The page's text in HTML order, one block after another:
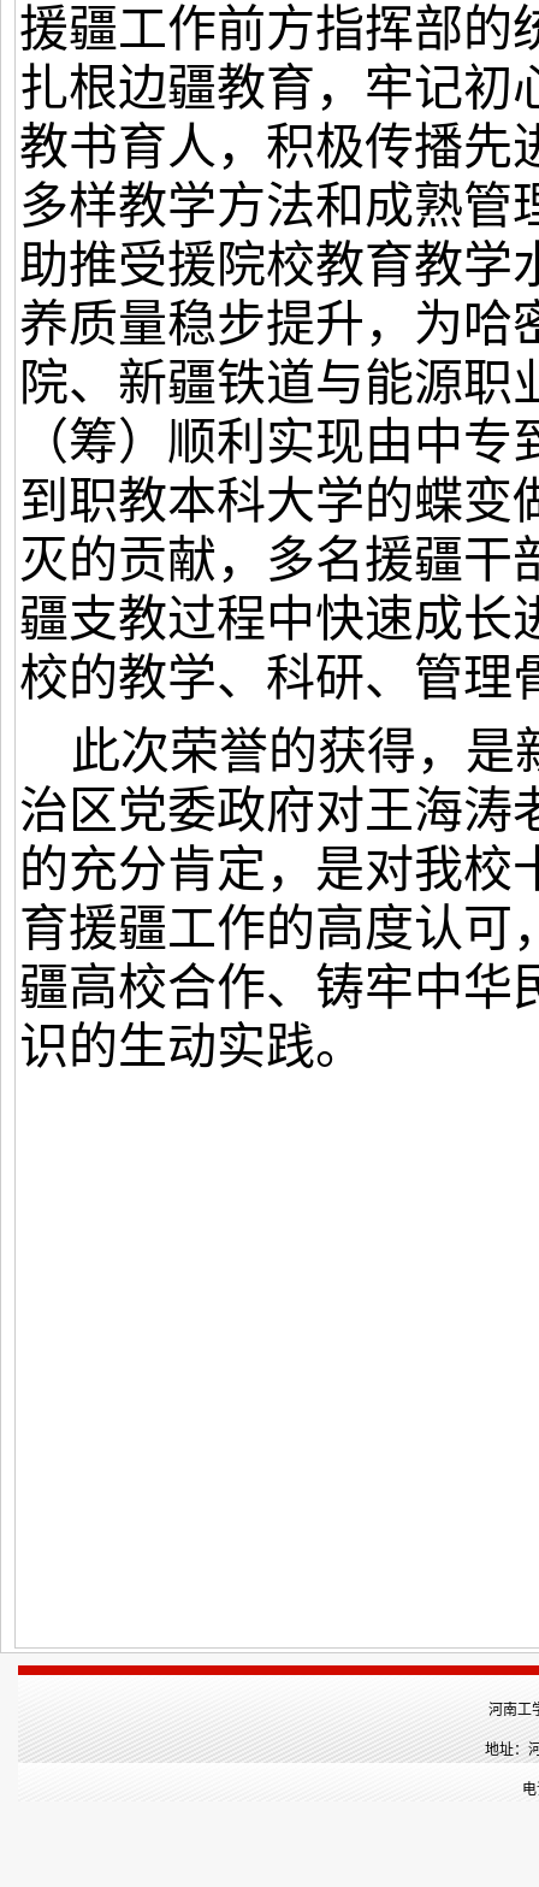
援疆工作前方指挥部的
扎根边疆教育，牢记初
教书育人，积极传播先
多样教学方法和成熟管
助推受援院校教育教学
养质量稳步提升，为哈
院、新疆铁道与能源职
（筹）顺利实现由中
到职教本科大学的蝶变
灭的贡献，多名援疆干
疆支教过程中快速成长
校的教学、科研、管理
此次荣誉的获得，是
治区党委政府对王海涛
的充分肯定，是对我校
育援疆工作的高度认可
疆高校合作、铸牢中华
识的生动实践。
河南工
地址：